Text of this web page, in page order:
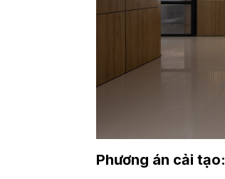
Phương án cải tạo: